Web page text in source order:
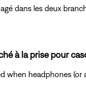
dans les deux
à la prise pour
when headphones